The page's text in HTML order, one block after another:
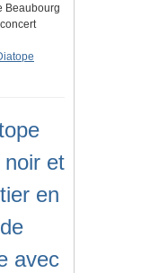
Beaubourg
noir et
en
avec